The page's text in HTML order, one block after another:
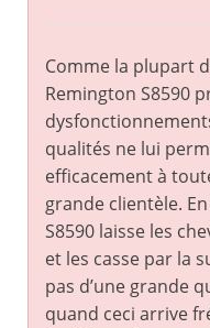
Comme la plupart
Remington S8590
qualités ne lui
efficacement à
grande clientèle.
S8590 laisse les
et les casse par la
pas d’une grande
quand ceci arrive